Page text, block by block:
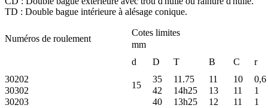
TD : Double bague intérieure à alésage conique.
Numéros de roulement
Cotes limites
mm
d
D T B C
r
30202
15
35 11.75 11 10
0,6
30302
42 14h25 13 11
1
30203
40 13h25 12 11 1